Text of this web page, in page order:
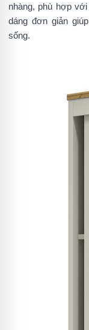
nhàng, phù hợp
dáng đơn giản
sống.